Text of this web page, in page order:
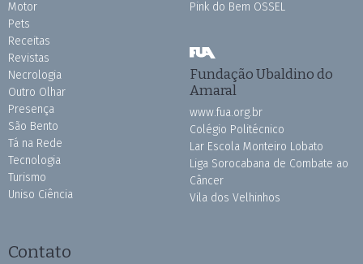
Motor
Pets
Receitas
Revistas
Necrologia
Outro Olhar
Presença
São Bento
Tá na Rede
Tecnologia
Turismo
Uniso Ciência
Pink do Bem OSSEL
Fundação Ubaldino do
Amaral
www.fua.org.br
Colégio Politécnico
Lar Escola Monteiro Lobato
Liga Sorocabana de Combate ao
Câncer
Vila dos Velhinhos
Contato